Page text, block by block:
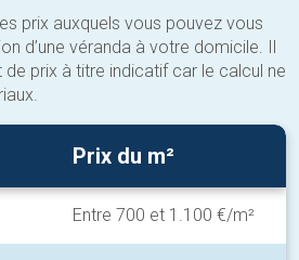
prix auxquels vous pouvez vous
d’une véranda à votre domicile. Il
de prix à titre indicatif car le calcul ne
Prix du m²
Entre 700 et 1.100 €/m²